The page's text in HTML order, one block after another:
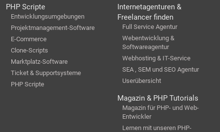
PHP Scripte
Entwicklungsumgebungen
Projektmanagement-Software
E-Commerce
Clone-Scripts
Marktplatz-Software
Ticket & Supportsysteme
PHP Scripte
Internetagenturen &
Freelancer finden
Full Service Agentur
Webentwicklung &
Softwareagentur
Webhosting & IT-Service
SEA , SEM und SEO Agentur
Userübersicht
Magazin & PHP Tutorials
Magazin für PHP- und Web-
Entwickler
Lernen mit unseren PHP-